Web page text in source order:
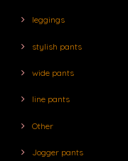
leggings
stylish pants
wide pants
line pants
Other
Jogger pants